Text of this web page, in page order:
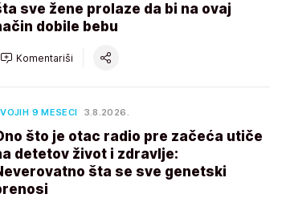
sve žene prolaze da bi na ovaj
dobile bebu
Komentariši
9 MESECI 3.8.2026.
što je otac radio pre začeća utiče
detetov život i zdravlje:
šta se sve genetski